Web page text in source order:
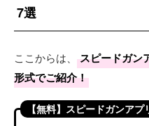
7選
ここからは、
スピードガン
形式でご紹介！
【無料】スピードガンア